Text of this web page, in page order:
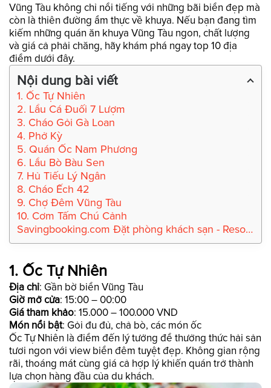
Vũng Tàu không chỉ nổi tiếng với những bãi biển đẹp mà
còn là thiên đường ẩm thực về khuya. Nếu bạn đang tìm
kiếm những quán ăn khuya Vũng Tàu ngon, chất lượng
và giá cả phải chăng, hãy khám phá ngay top 10 địa
điểm dưới đây.
Nội dung bài viết
1. Ốc Tự Nhiên
2. Lẩu Cá Đuối 7 Lượm
3. Cháo Gỏi Gà Loan
4. Phở Kỳ
5. Quán Ốc Nam Phương
6. Lẩu Bò Bàu Sen
7. Hủ Tiếu Lý Ngân
8. Cháo Ếch 42
9. Chợ Đêm Vũng Tàu
10. Cơm Tấm Chú Cảnh
Savingbooking.com Đặt phòng khách sạn - Resort tiết kiệm
1. Ốc Tự Nhiên
Địa chỉ: Gần bờ biển Vũng Tàu
Giờ mở cửa: 15:00 – 00:00
Giá tham khảo: 15.000 – 100.000 VND
Món nổi bật: Gỏi đu đủ, chả bò, các món ốc
Ốc Tự Nhiên là điểm đến lý tưởng để thưởng thức hải sản
tươi ngon với view biển đêm tuyệt đẹp. Không gian rộng
rãi, thoáng mát cùng giá cả hợp lý khiến quán trở thành
lựa chọn hàng đầu của du khách.